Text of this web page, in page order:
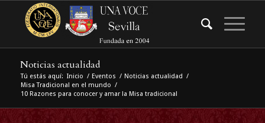
Noticias actualidad
Tú estás aquí: Inicio / Eventos / Noticias actualidad /
Misa Tradicional en el mundo /
10 Razones para conocer y amar la Misa tradicional